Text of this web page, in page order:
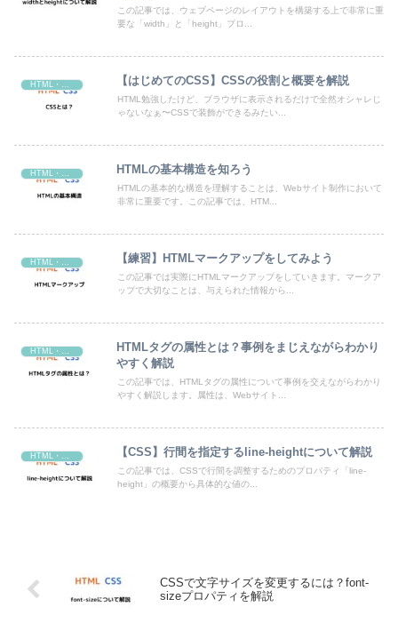
この記事では、ウェブページのレイアウトを構築する上で非常に重
要な「width」と「height」プロ...
HTML・CSS 【はじめてのCSS】CSSの役割と概要を解説
HTML勉強したけど、ブラウザに表示されるだけで全然オシャレじ
ゃないなぁ〜CSSで装飾ができるみたい...
HTML・CSS HTMLの基本構造を知ろう
HTMLの基本的な構造を理解することは、Webサイト制作において
非常に重要です。この記事では、HTM...
HTML・CSS 【練習】HTMLマークアップをしてみよう
この記事では実際にHTMLマークアップをしていきます。マークア
ップで大切なことは、与えられた情報から...
HTML・CSS
HTMLタグの属性とは？事例をまじえながらわかり
やすく解説
この記事では、HTMLタグの属性について事例を交えながらわかり
やすく解説します。属性は、Webサイト...
【CSS】行間を指定するline-heightについて解説
この記事では、CSSで行間を調整するためのプロパティ「line-
height」の概要から具体的な値の...
CSSで文字サイズを変更するには？font-
sizeプロパティを解説